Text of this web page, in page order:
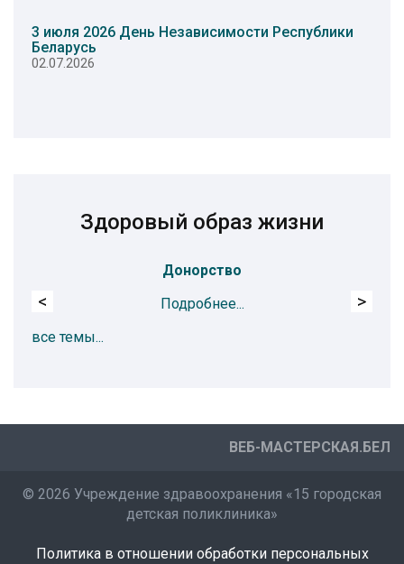
3 июля 2026 День Независимости Республики
Беларусь
02.07.2026
Здоровый образ жизни
Донорство
Подробнее...
< >
все темы...
ВЕБ-МАСТЕРСКАЯ.БЕЛ
© 2026 Учреждение здравоохранения «15 городская
детская поликлиника»
Политика в отношении обработки персональных